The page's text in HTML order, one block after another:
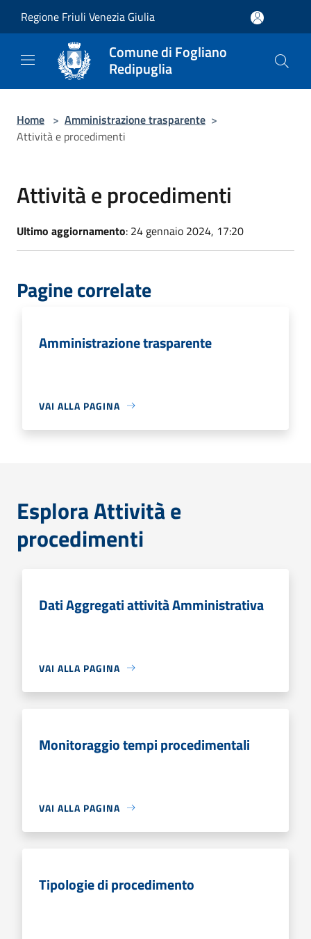
Regione Friuli Venezia Giulia
Comune di Fogliano
Redipuglia
Home > Amministrazione trasparente >
Attività e procedimenti
Attività e procedimenti
Ultimo aggiornamento: 24 gennaio 2024, 17:20
Pagine correlate
Amministrazione trasparente
VAI ALLA PAGINA
Esplora Attività e
procedimenti
Dati Aggregati attività Amministrativa
VAI ALLA PAGINA
Monitoraggio tempi procedimentali
VAI ALLA PAGINA
Tipologie di procedimento